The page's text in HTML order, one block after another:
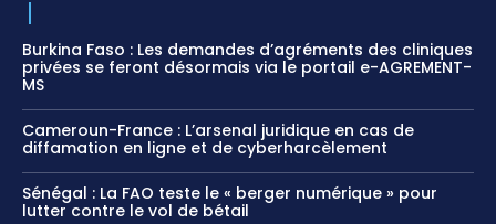
Burkina Faso : Les demandes d’agréments des cliniques
privées se feront désormais via le portail e-AGREMENT-
MS
Cameroun-France : L’arsenal juridique en cas de
diffamation en ligne et de cyberharcèlement
Sénégal : La FAO teste le « berger numérique » pour
lutter contre le vol de bétail